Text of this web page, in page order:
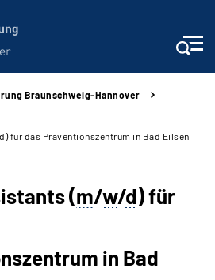
Braunschweig-Hannover
für das Präventionszentrum in Bad Eilsen
(m/w/d) für
in Bad